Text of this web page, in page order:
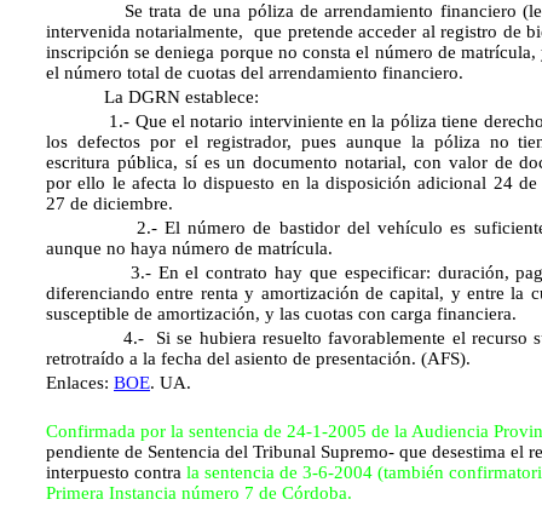
Se trata de una póliza de arrendamiento financiero
intervenida notarialmente, que pretende acceder al registro de
inscripción se deniega porque no consta el número de
el número total de cuotas del arrendamiento financiero.
La DGRN establece:
1.- Que el notario interviniente en la póliza tiene derecho
los defectos por el registrador, pues aunque la póliza no
escritura pública, sí es un documento notarial, con valor de
por ello le afecta lo dispuesto en la disposición adicional 24
27 de diciembre.
2.- El número de bastidor del vehículo es suficiente
aunque no haya número de matrícula.
3.- En el contrato hay que especificar: duración,
diferenciando entre renta y amortización de capital, y entre la
susceptible de amortización, y las cuotas con carga financiera.
4.- Si se hubiera resuelto favorablemente el recurso
retrotraído a la fecha del asiento de presentación. (AFS).
Enlaces: BOE. UA.
Confirmada por la sentencia de 24-1-2005 de la Audiencia
pendiente de Sentencia del Tribunal Supremo- que desestima el
interpuesto contra la sentencia de 3-6-2004 (también
Primera Instancia número 7 de Córdoba.